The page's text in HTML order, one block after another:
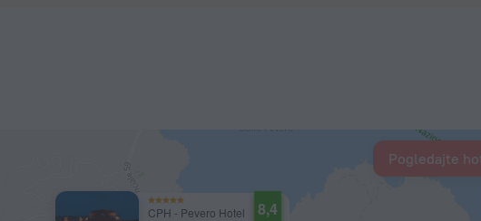
CPH - Pevero Hotel 8,4
Pogledajte